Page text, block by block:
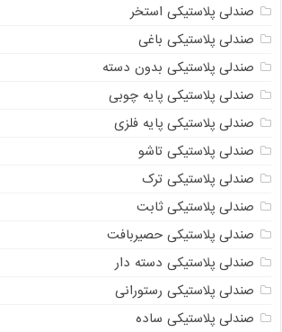
صندلی پلاستیکی استخر
صندلی پلاستیکی باغی
صندلی پلاستیکی بدون دسته
صندلی پلاستیکی پایه چوبی
صندلی پلاستیکی پایه فلزی
صندلی پلاستیکی تاشو
صندلی پلاستیکی ترک
صندلی پلاستیکی ثابت
صندلی پلاستیکی حصیربافت
صندلی پلاستیکی دسته دار
صندلی پلاستیکی رستورانی
صندلی پلاستیکی ساده